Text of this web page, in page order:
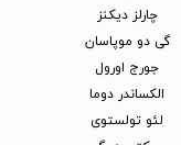
چارلز دیکنز
گی دو موپاسان
جورج اورول
الکساندر دوما
لئو تولستوی